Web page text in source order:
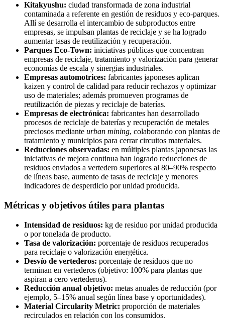
Kitakyushu: ciudad transformada de zona industrial
contaminada a referente en gestión de residuos y eco-parques.
Allí se desarrolla el intercambio de subproductos entre
empresas, se impulsan plantas de reciclaje y se ha logrado
aumentar tasas de reutilización y recuperación.
Parques Eco-Town: iniciativas públicas que concentran
empresas de reciclaje, tratamiento y valorización para generar
economías de escala y sinergias industriales.
Empresas automotrices: fabricantes japoneses aplican
kaizen y control de calidad para reducir rechazos y optimizar
uso de materiales; además promueven programas de
reutilización de piezas y reciclaje de baterías.
Empresas de electrónica: fabricantes han desarrollado
procesos de reciclaje de baterías y recuperación de metales
preciosos mediante urban mining, colaborando con plantas de
tratamiento y municipios para cerrar circuitos materiales.
Reducciones observadas: en múltiples plantas japonesas las
iniciativas de mejora continua han logrado reducciones de
residuos enviados a vertedero superiores al 80–90% respecto
de líneas base, aumento de tasas de reciclaje y menores
indicadores de desperdicio por unidad producida.
Métricas y objetivos útiles para plantas
Intensidad de residuos: kg de residuo por unidad producida
o por tonelada de producto.
Tasa de valorización: porcentaje de residuos recuperados
para reciclaje o valorización energética.
Desvío de vertederos: porcentaje de residuos que no
terminan en vertederos (objetivo: 100% para plantas que
aspiran a cero vertederos).
Reducción anual objetivo: metas anuales de reducción (por
ejemplo, 5–15% anual según línea base y oportunidades).
Material Circularity Metric: proporción de materiales
recirculados en relación con los consumidos.